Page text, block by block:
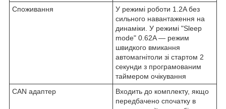
Споживання
У режимі роботи 1.2A без
сильного навантаження на
динаміки. У режимі "Sleep
mode" 0.62A — режим
швидкого вмикання
автомагнітоли зі стартом 2
секунди з програмованим
таймером очікування
CAN адаптер
Входить до комплекту, якщо
передбачено спочатку в